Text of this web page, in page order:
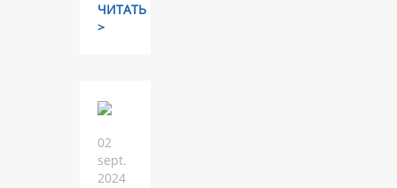
ЧИТАТЬ
>
02
sept.
2024